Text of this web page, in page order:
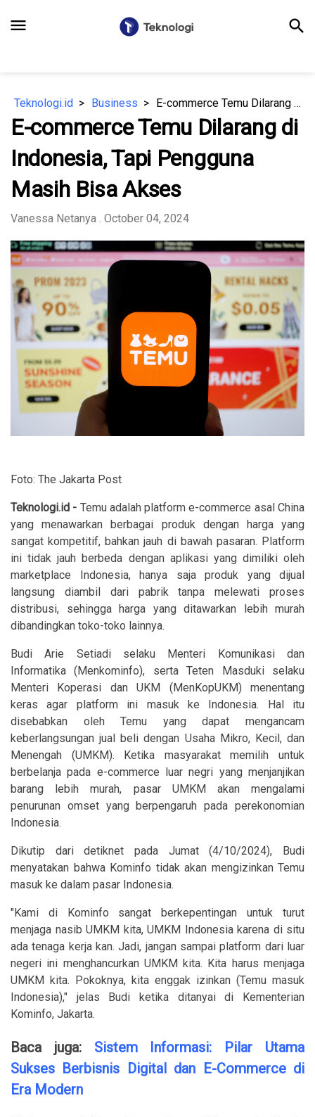
menu search
Teknologi.id Business E-commerce Temu Dilarang di Indonesia, Tapi Pengguna Masih Bisa Akses
E-commerce Temu Dilarang di
Indonesia, Tapi Pengguna
Masih Bisa Akses
Vanessa Netanya . October 04, 2024
Foto: The Jakarta Post
Teknologi.id - Temu adalah platform e-commerce asal China
yang menawarkan berbagai produk dengan harga yang
sangat kompetitif, bahkan jauh di bawah pasaran. Platform
ini tidak jauh berbeda dengan aplikasi yang dimiliki oleh
marketplace Indonesia, hanya saja produk yang dijual
langsung diambil dari pabrik tanpa melewati proses
distribusi, sehingga harga yang ditawarkan lebih murah
dibandingkan toko-toko lainnya.
Budi Arie Setiadi selaku Menteri Komunikasi dan
Informatika (Menkominfo), serta Teten Masduki selaku
Menteri Koperasi dan UKM (MenKopUKM) menentang
keras agar platform ini masuk ke Indonesia. Hal itu
disebabkan oleh Temu yang dapat mengancam
keberlangsungan jual beli dengan Usaha Mikro, Kecil, dan
Menengah (UMKM). Ketika masyarakat memilih untuk
berbelanja pada e-commerce luar negri yang menjanjikan
barang lebih murah, pasar UMKM akan mengalami
penurunan omset yang berpengaruh pada perekonomian
Indonesia.
Dikutip dari detiknet pada Jumat (4/10/2024), Budi
menyatakan bahwa Kominfo tidak akan mengizinkan Temu
masuk ke dalam pasar Indonesia.
"Kami di Kominfo sangat berkepentingan untuk turut
menjaga nasib UMKM kita, UMKM Indonesia karena di situ
ada tenaga kerja kan. Jadi, jangan sampai platform dari luar
negeri ini menghancurkan UMKM kita. Kita harus menjaga
UMKM kita. Pokoknya, kita enggak izinkan (Temu masuk
Indonesia)," jelas Budi ketika ditanyai di Kementerian
Kominfo, Jakarta.
Baca juga: Sistem Informasi: Pilar Utama
Sukses Berbisnis Digital dan E-Commerce di
Era Modern